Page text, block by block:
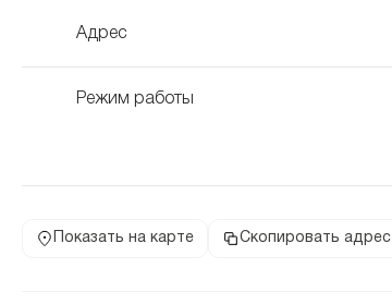
Адрес
Режим работы
Показать на карте Скопировать адрес